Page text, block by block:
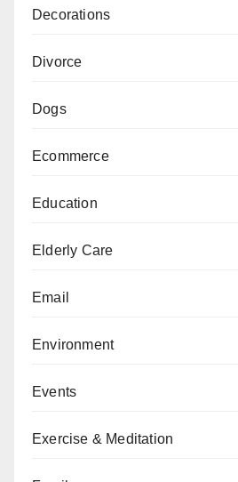
Decorations
Divorce
Dogs
Ecommerce
Education
Elderly Care
Email
Environment
Events
Exercise & Meditation